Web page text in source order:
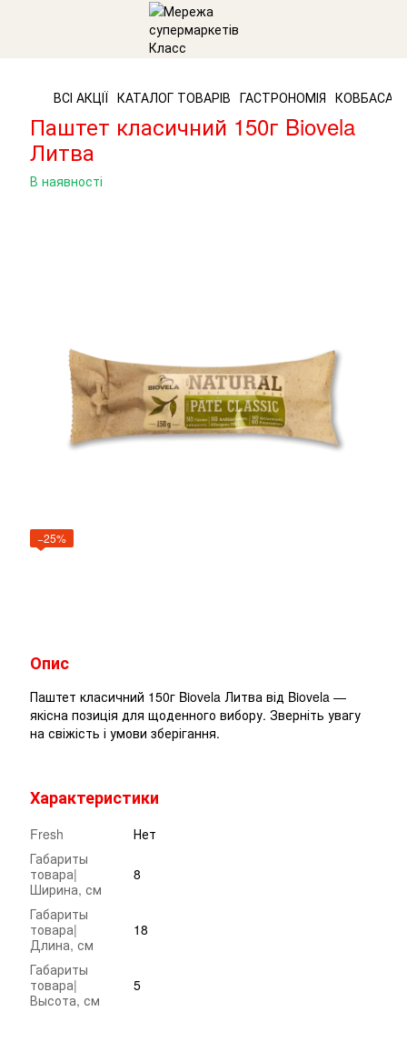
ВСІ АКЦІЇ КАТАЛОГ ТОВАРІВ ГАСТРОНОМІЯ КОВБАСА
Паштет класичний 150г Biovela
Литва
В наявності
−25%
Опис
Паштет класичний 150г Biovela Литва від Biovela —
якісна позиція для щоденного вибору. Зверніть увагу
на свіжість і умови зберігання.
Характеристики
Fresh
Нет
Габариты
товара|
Ширина, см
8
Габариты
товара|
Длина, см
18
Габариты
товара|
Высота, см
5